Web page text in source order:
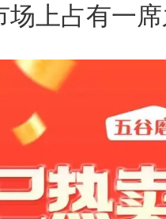
场上占有一